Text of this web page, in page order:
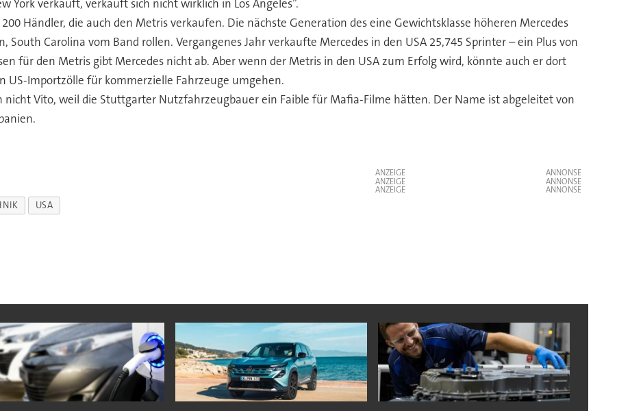
York verkauft, verkauft sich nicht wirklich in Los Angeles”.
Händler, die auch den Metris verkaufen. Die nächste Generation des eine Gewichtsklasse höheren Mercedes
Carolina vom Band rollen. Vergangenes Jahr verkaufte Mercedes in den USA 25,745 Sprinter – ein Plus von
für den Metris gibt Mercedes nicht ab. Aber wenn der Metris in den USA zum Erfolg wird, könnte auch er dort
US-Importzölle für kommerzielle Fahrzeuge umgehen.
Vito, weil die Stuttgarter Nutzfahrzeugbauer ein Faible für Mafia-Filme hätten. Der Name ist abgeleitet von
ANZEIGE
ANZEIGE
ANZEIGE
USA